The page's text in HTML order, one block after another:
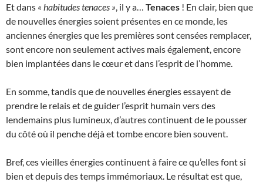
Et dans « habitudes tenaces » , il y a… Tenaces ! En clair, bien que
de nouvelles énergies soient présentes en ce monde, les
anciennes énergies que les premières sont censées remplacer,
sont encore non seulement actives mais également, encore
bien implantées dans le cœur et dans l’esprit de l’homme.
En somme, tandis que de nouvelles énergies essayent de
prendre le relais et de guider l’esprit humain vers des
lendemains plus lumineux, d’autres continuent de le pousser
du côté où il penche déjà et tombe encore bien souvent.
Bref, ces vieilles énergies continuent à faire ce qu’elles font si
bien et depuis des temps immémoriaux. Le résultat est que,